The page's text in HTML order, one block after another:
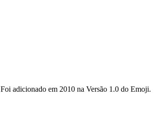
adicionado em 2010 na Versão 1.0 do Emoji.